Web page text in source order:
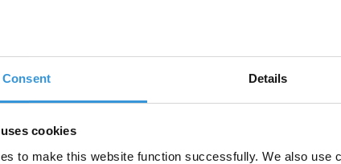
Consent Details
cookies
to make this website function successfully. We also use